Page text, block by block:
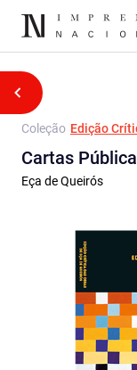
Coleção Edição
Cartas
Eça de Queirós